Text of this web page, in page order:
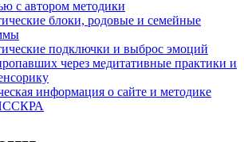
с автором методики
блоки, родовые и семейные
подключки и выброс эмоций
через медитативные практики и
информация о сайте и методике